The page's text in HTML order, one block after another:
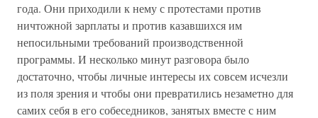
года. Они приходили к нему с протестами против
ничтожной зарплаты и против казавшихся им
непосильными требований производственной
программы. И несколько минут разговора было
достаточно, чтобы личные интересы их совсем исчезли
из поля зрения и чтобы они превратились незаметно для
самих себя в его собеседников, занятых вместе с ним